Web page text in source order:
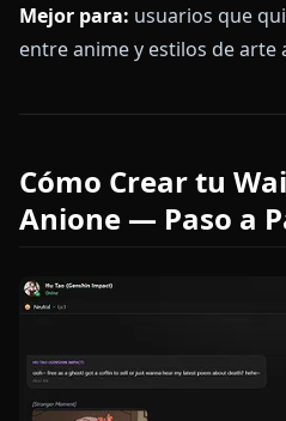
Mejor para: usuarios que
entre anime y estilos de arte
Cómo Crear tu
Anione — Paso a